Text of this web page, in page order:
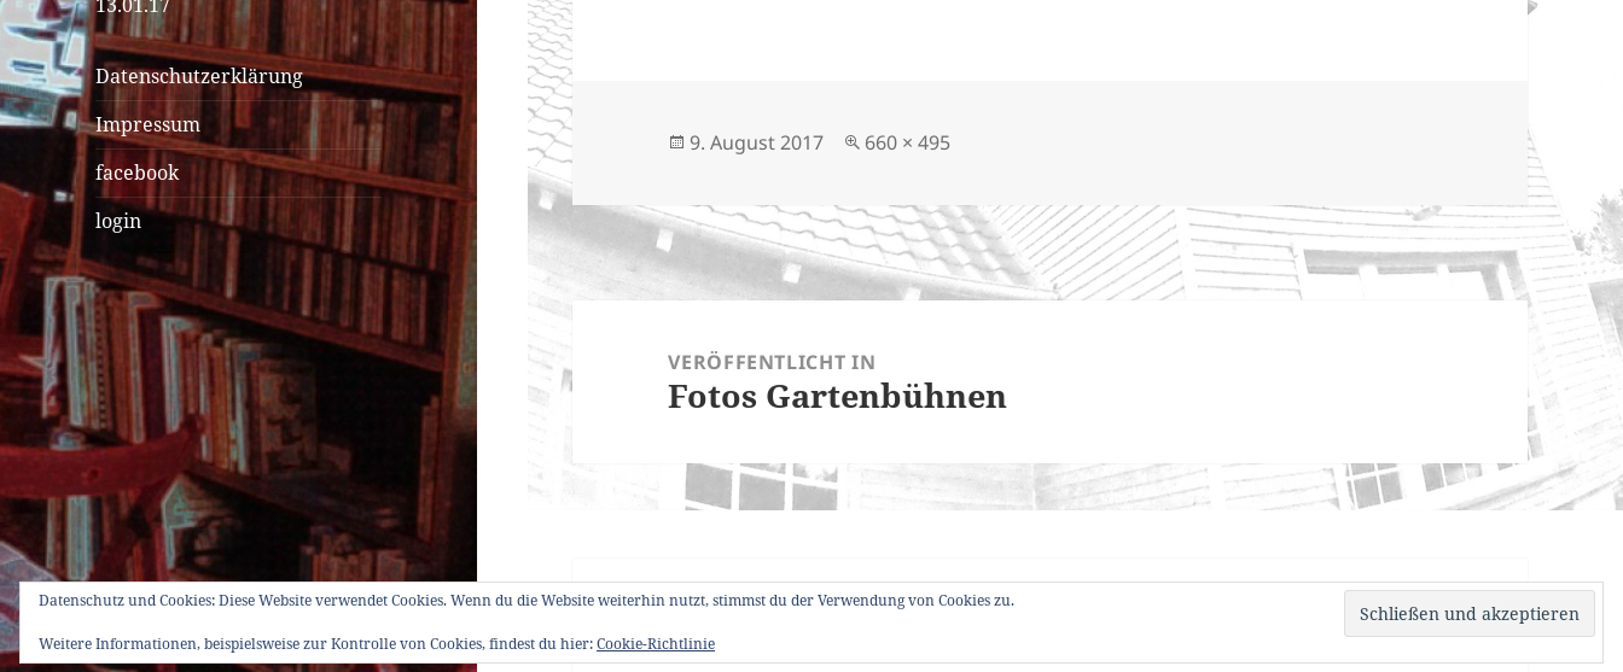
Datenschutzerklärung
Impressum
facebook
login
Veröffentlicht
9. August 2017 Originalgröße
660 × 495
VERÖFFENTLICHT IN
Fotos Gartenbühnen
Datenschutz und Cookies: Diese Website verwendet Cookies. Wenn du die Website weiterhin nutzt, stimmst du der Verwendung von Cookies zu.
Weitere Informationen, beispielsweise zur Kontrolle von Cookies, findest du hier:Cookie-Richtlinie